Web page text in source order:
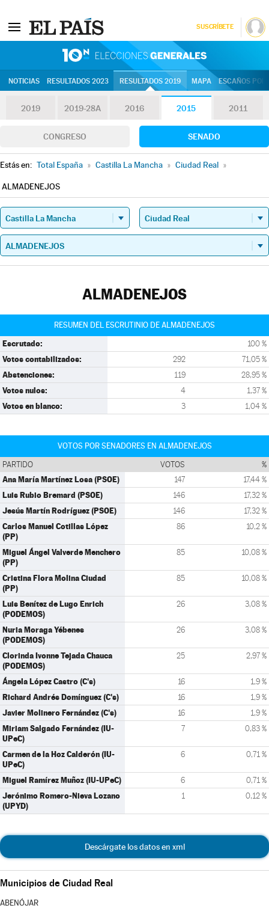
SUSCRÍBETE
NOTICIAS RESULTADOS 2023 RESULTADOS 2019 MAPA ESCAÑOS
2019 2019-28A 2016 2015 2011
CONGRESO SENADO
Estás en: Total España » Castilla La Mancha » Ciudad Real »
ALMADENEJOS
ALMADENEJOS
RESUMEN DEL ESCRUTINIO DE ALMADENEJOS
Escrutado: 100 %
Votos contabilizados: 292 71,05 %
Abstenciones: 119 28,95 %
Votos nulos: 4 1,37 %
Votos en blanco: 3 1,04 %
VOTOS POR SENADORES EN ALMADENEJOS
PARTIDO VOTOS %
Ana María Martínez Losa (PSOE) 147 17,44 %
Luis Rubio Bremard (PSOE) 146 17,32 %
Jesús Martín Rodríguez (PSOE) 146 17,32 %
Carlos Manuel Cotillas López
(PP)
86 10,2 %
Miguel Ángel Valverde Menchero
(PP)
85 10,08 %
Cristina Flora Molina Ciudad
(PP)
85 10,08 %
Luis Benítez de Lugo Enrich
(PODEMOS)
26 3,08 %
Nuria Moraga Yébenes
(PODEMOS)
26 3,08 %
Clorinda Ivonne Tejada Chauca
(PODEMOS)
25 2,97 %
Ángela López Castro (C's) 16 1,9 %
Richard Andrés Domínguez (C's) 16 1,9 %
Javier Molinero Fernández (C's) 16 1,9 %
Miriam Salgado Fernández (IU-
UPeC)
7 0,83 %
Carmen de la Hoz Calderón (IU-
UPeC)
6 0,71 %
Miguel Ramírez Muñoz (IU-UPeC) 6 0,71 %
Jerónimo Romero-Nieva Lozano
(UPYD)
1 0,12 %
Descárgate los datos en xml
Municipios de Ciudad Real
ABENÓJAR